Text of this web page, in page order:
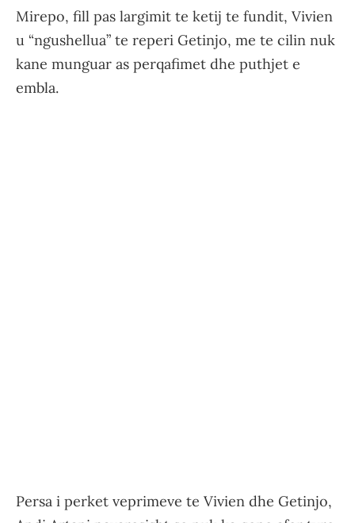
Mirepo, fill pas largimit te ketij te fundit, Vivien
u “ngushellua” te reperi Getinjo, me te cilin nuk
kane munguar as perqafimet dhe puthjet e
embla.
Persa i perket veprimeve te Vivien dhe Getinjo,